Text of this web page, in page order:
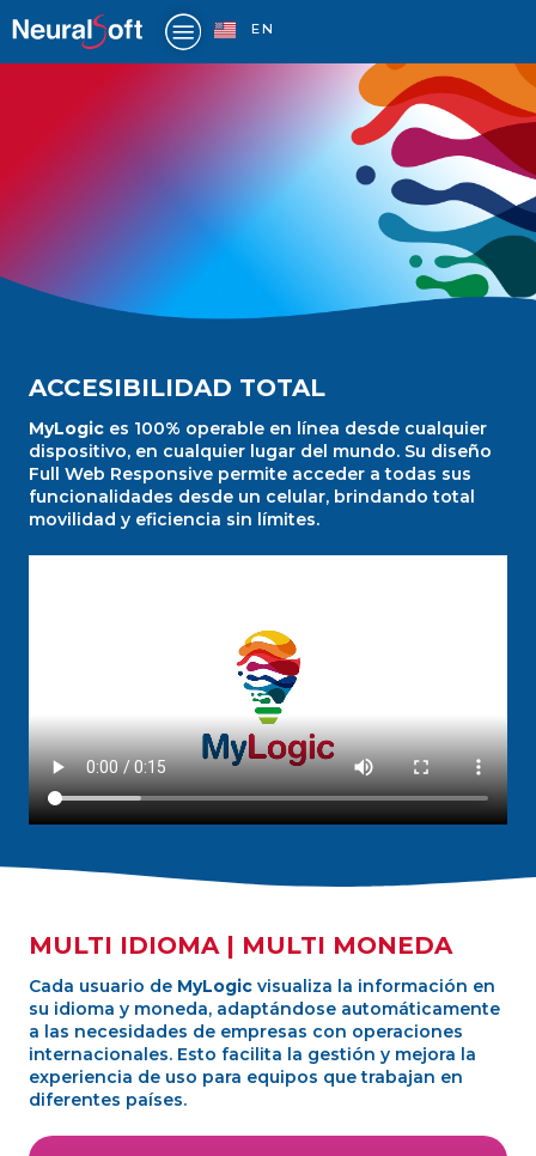
contenido
EN
OTRAS
PRESTACIONES
ACCESIBILIDAD TOTAL
MyLogic es 100% operable en línea desde cualquier
dispositivo, en cualquier lugar del mundo. Su diseño
Full Web Responsive permite acceder a todas sus
funcionalidades desde un celular, brindando total
movilidad y eficiencia sin límites.
MULTI IDIOMA | MULTI MONEDA
Cada usuario de MyLogic visualiza la información en
su idioma y moneda, adaptándose automáticamente
a las necesidades de empresas con operaciones
internacionales. Esto facilita la gestión y mejora la
experiencia de uso para equipos que trabajan en
diferentes países.